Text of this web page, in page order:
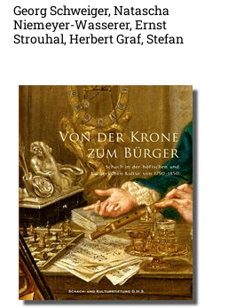
Georg Schweiger, Natascha
Niemeyer-Wasserer, Ernst
Strouhal, Herbert Graf, Stefan